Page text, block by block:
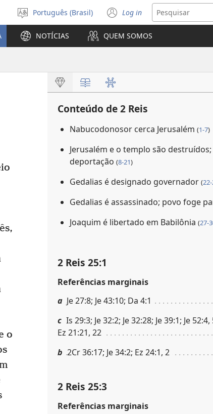
Selecione
o
idioma
Português (Brasil) Log in
(abre
nova
janela)
NOTÍCIAS QUEM SOMOS
o
Conteúdo de 2 Reis
Nabucodonosor cerca Jerusalém (1-7)
Jerusalém e o templo são
deportação (8-21)
Gedalias é designado governador (
Gedalias é assassinado; povo foge
Joaquim é libertado em Babilônia (27-
2 Reis 25:1
Referências marginais
a Je 27:8; Je 43:10; Da 4:1
c Is 29:3; Je 32:2; Je 32:28; Je 39:1; Je 52:4,
Ez 21:21, 22
b 2Cr 36:17; Je 34:2; Ez 24:1, 2
2 Reis 25:3
Referências marginais